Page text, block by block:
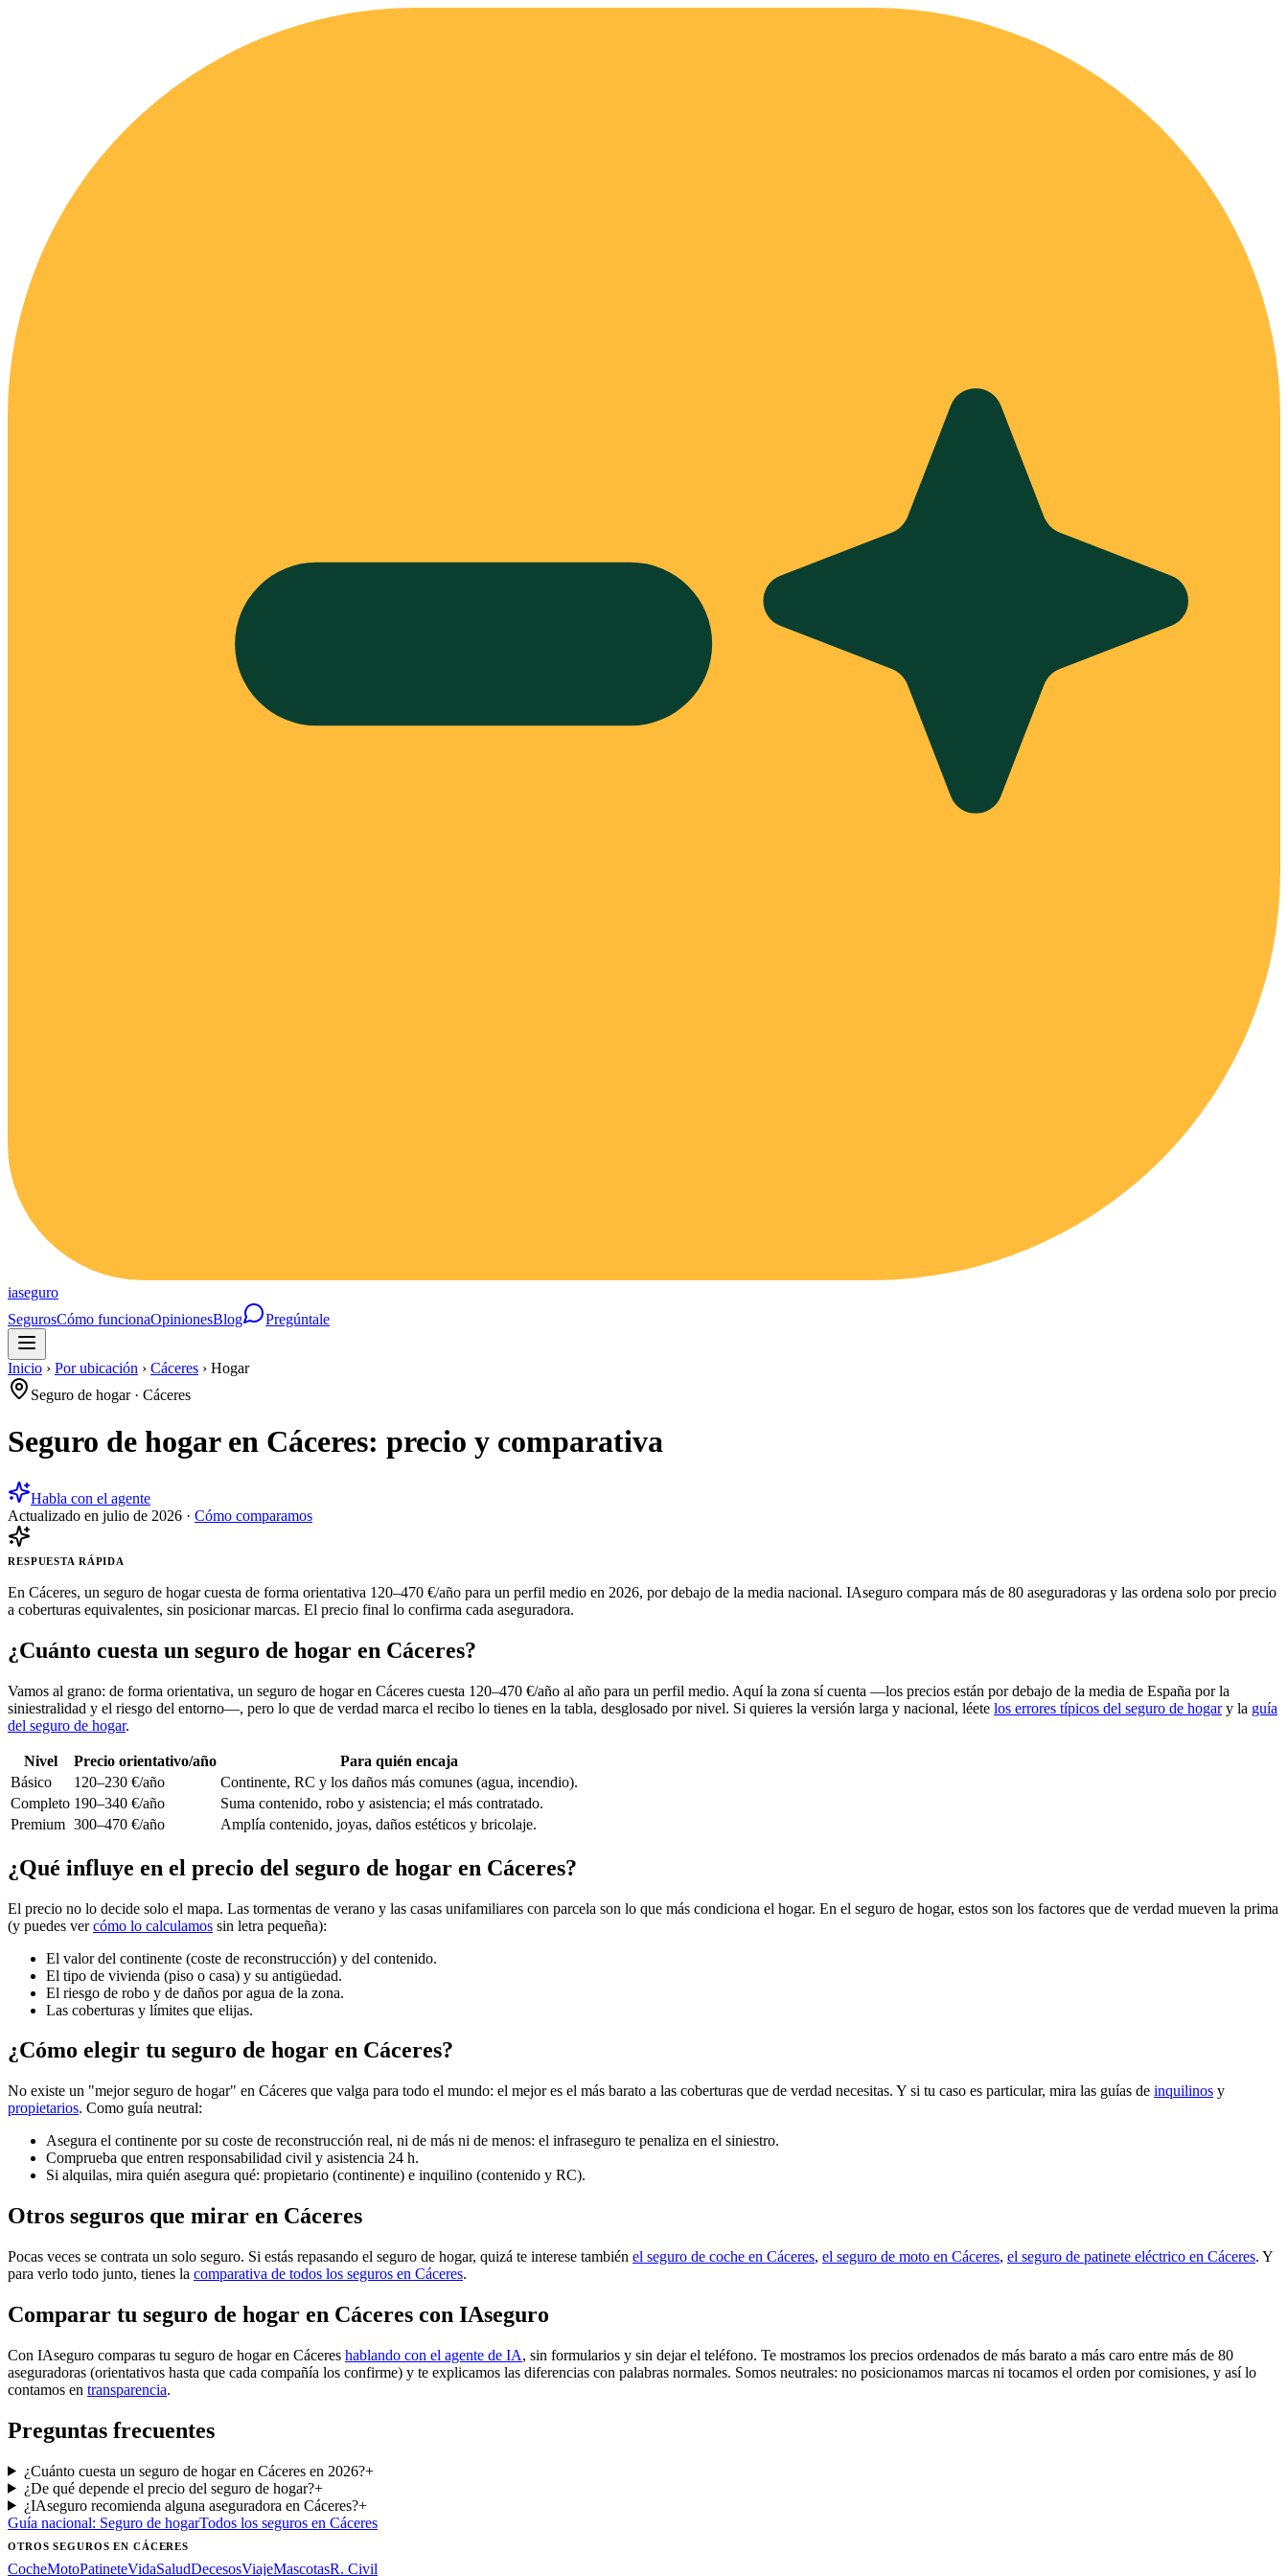
iaseguro
SegurosCómo funcionaOpinionesBlog Pregúntale
Inicio › Por ubicación › Cáceres › Hogar
Seguro de hogar· Cáceres
Seguro de hogar en Cáceres: precio y comparativa
Habla con el agente
Actualizado en julio de 2026 · Cómo comparamos
RESPUESTA RÁPIDA
En Cáceres, un seguro de hogar cuesta de forma orientativa 120–470 €/año para un perfil medio en 2026, por debajo de la media nacional. IAseguro compara más de 80 aseguradoras y las ordena solo por precio
a coberturas equivalentes, sin posicionar marcas. El precio final lo confirma cada aseguradora.
¿Cuánto cuesta un seguro de hogar en Cáceres?
Vamos al grano: de forma orientativa, un seguro de hogar en Cáceres cuesta 120–470 €/año al año para un perfil medio. Aquí la zona sí cuenta —los precios están por debajo de la media de España por la
siniestralidad y el riesgo del entorno—, pero lo que de verdad marca el recibo lo tienes en la tabla, desglosado por nivel. Si quieres la versión larga y nacional, léete los errores típicos del seguro de hogary la guía
del seguro de hogar.
Nivel Precio orientativo/año
Para quién encaja
Básico
120–230 €/año
Continente, RC y los daños más comunes (agua, incendio).
Completo 190–340 €/año
Suma contenido, robo y asistencia; el más contratado.
Premium 300–470 €/año Amplía contenido, joyas, daños estéticos y bricolaje.
¿Qué influye en el precio del seguro de hogar en Cáceres?
El precio no lo decide solo el mapa. Las tormentas de verano y las casas unifamiliares con parcela son lo que más condiciona el hogar. En el seguro de hogar, estos son los factores que de verdad mueven la prima
(y puedes vercómo lo calculamos sin letra pequeña):
El valor del continente (coste de reconstrucción) y del contenido.
El tipo de vivienda (piso o casa) y su antigüedad.
El riesgo de robo y de daños por agua de la zona.
Las coberturas y límites que elijas.
¿Cómo elegir tu seguro de hogar en Cáceres?
No existe un "mejor seguro de hogar" en Cáceres que valga para todo el mundo: el mejor es el más barato a las coberturas que de verdad necesitas. Y si tu caso es particular, mira las guías de inquilinos y
propietarios. Como guía neutral:
Asegura el continente por su coste de reconstrucción real, ni de más ni de menos: el infraseguro te penaliza en el siniestro.
Comprueba que entren responsabilidad civil y asistencia 24 h.
Si alquilas, mira quién asegura qué: propietario (continente) e inquilino (contenido y RC).
Otros seguros que mirar en Cáceres
Pocas veces se contrata un solo seguro. Si estás repasando el seguro de hogar, quizá te interese también el seguro de coche en Cáceres, el seguro de moto en Cáceres, el seguro de patinete eléctrico en Cáceres. Y
para verlo todo junto, tienes la comparativa de todos los seguros en Cáceres.
Comparar tu seguro de hogar en Cáceres con IAseguro
Con IAseguro comparas tu seguro de hogar en Cáceres hablando con el agente de IA, sin formularios y sin dejar el teléfono. Te mostramos los precios ordenados de más barato a más caro entre más de 80
aseguradoras (orientativos hasta que cada compañía los confirme) y te explicamos las diferencias con palabras normales. Somos neutrales: no posicionamos marcas ni tocamos el orden por comisiones, y así lo
contamos en transparencia.
Preguntas frecuentes
¿Cuánto cuesta un seguro de hogar en Cáceres en 2026?+
¿De qué depende el precio del seguro de hogar?+
¿IAseguro recomienda alguna aseguradora en Cáceres?+
Guía nacional: Seguro de hogarTodos los seguros en Cáceres
OTROS SEGUROSEN CÁCERES
CocheMotoPatineteVidaSaludDecesosViajeMascotasR. Civil